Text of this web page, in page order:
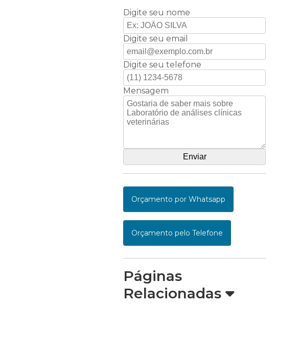
Digite seu nome
Digite seu email
Digite seu telefone
Mensagem
Orçamento por Whatsapp
Orçamento pelo Telefone
Páginas
Relacionadas